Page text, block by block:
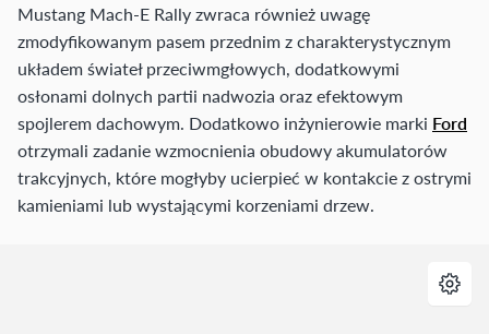
Mustang Mach-E Rally zwraca również uwagę
zmodyfikowanym pasem przednim z charakterystycznym
układem świateł przeciwmgłowych, dodatkowymi
osłonami dolnych partii nadwozia oraz efektowym
spojlerem dachowym. Dodatkowo inżynierowie marki Ford
otrzymali zadanie wzmocnienia obudowy akumulatorów
trakcyjnych, które mogłyby ucierpieć w kontakcie z ostrymi
kamieniami lub wystającymi korzeniami drzew.